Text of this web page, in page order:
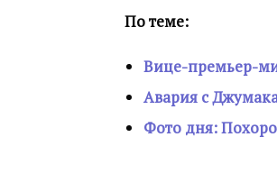
По теме:
Вице-премьер-
Авария с
Фото дня: